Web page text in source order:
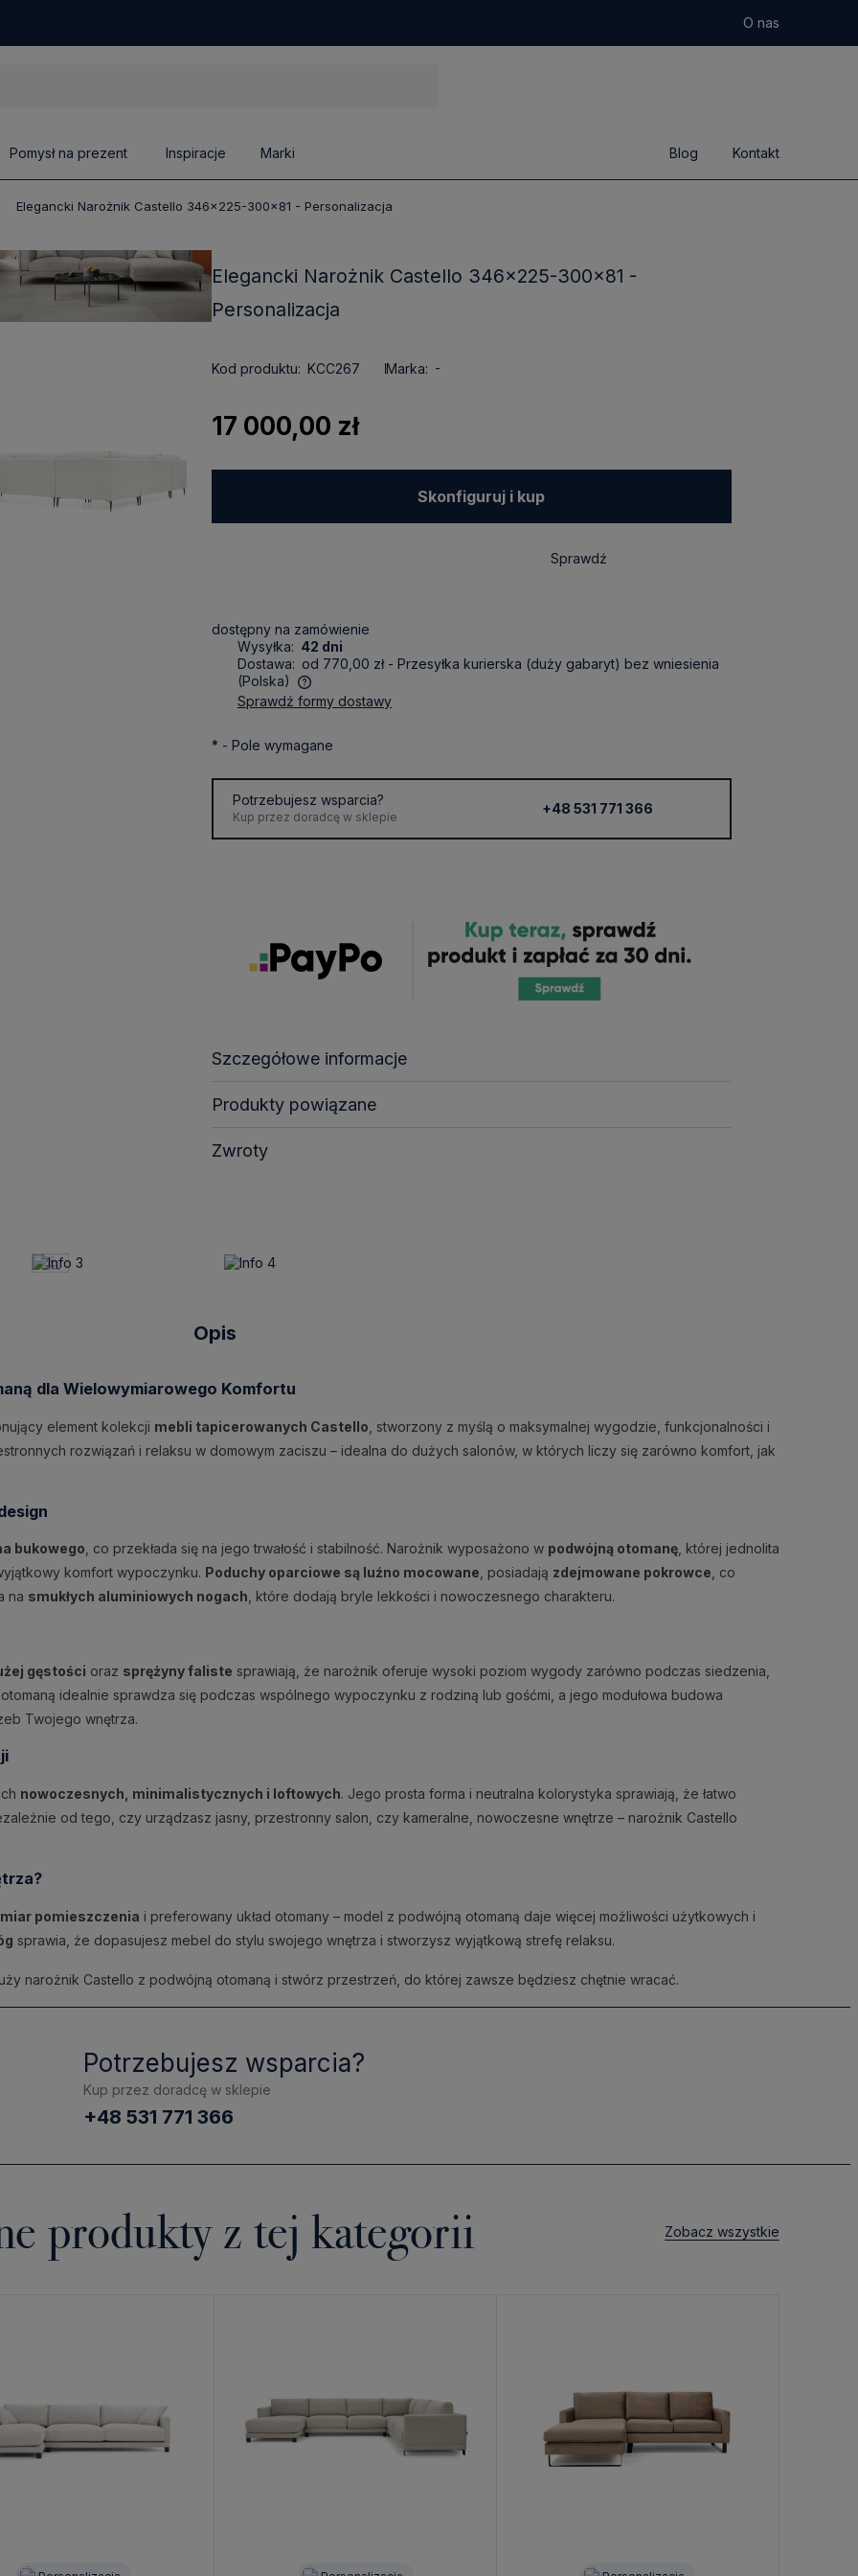
O nas
Pomysł na prezent Inspiracje Marki Blog Kontakt
Elegancki Narożnik Castello 346x225-300x81 - Personalizacja
Elegancki Narożnik Castello 346x225-300x81 -
Personalizacja
Kod produktu: KCC267 Marka: -
17 000,00 zł
Skonfiguruj i kup
Sprawdź
dostępny na zamówienie
Wysyłka: 42 dni
Dostawa: od 770,00 zł - Przesyłka kurierska (duży gabaryt) bez wniesienia
(Polska)
sprawdź formy dostawy
* - Pole wymagane
Potrzebujesz wsparcia?
Kup przez doradcę w sklepie
+48 531 771 366
Szczegółowe informacje
Produkty powiązane
Zwroty
Opis
dla Wielowymiarowego Komfortu
element kolekcji mebli tapicerowanych Castello , stworzony z myślą o maksymalnej wygodzie, funkcjonalności i
rozwiązań i relaksu w domowym zaciszu – idealna do dużych salonów, w których liczy się zarówno komfort, jak
bukowego , co przekłada się na jego trwałość i stabilność. Narożnik wyposażono w podwójną otomanę , której jednolita
komfort wypoczynku. Poduchy oparciowe są luźno mocowane , posiadają zdejmowane pokrowce , co
na smukłych aluminiowych nogach , które dodają bryle lekkości i nowoczesnego charakteru.
gęstości oraz sprężyny faliste sprawiają, że narożnik oferuje wysoki poziom wygody zarówno podczas siedzenia,
idealnie sprawdza się podczas wspólnego wypoczynku z rodziną lub gośćmi, a jego modułowa budowa
Twojego wnętrza.
nowoczesnych, minimalistycznych i loftowych. Jego prosta forma i neutralna kolorystyka sprawiają, że łatwo
od tego, czy urządzasz jasny, przestronny salon, czy kameralne, nowoczesne wnętrze – narożnik Castello
pomieszczenia i preferowany układ otomany – model z podwójną otomaną daje więcej możliwości użytkowych i
sprawia, że dopasujesz mebel do stylu swojego wnętrza i stworzysz wyjątkową strefę relaksu.
narożnik Castello z podwójną otomaną i stwórz przestrzeń, do której zawsze będziesz chętnie wracać.
Potrzebujesz wsparcia?
Kup przez doradcę w sklepie
+48 531 771 366
produkty z tej kategorii Zobacz wszystkie